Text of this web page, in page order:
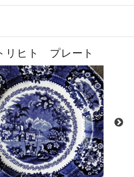
リヒト プレート